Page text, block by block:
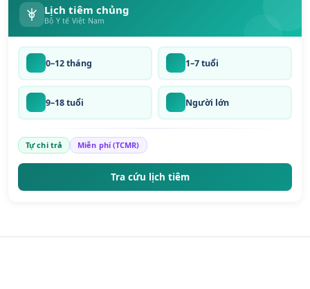
Lịch tiêm chủng
Bộ Y tế Việt Nam
0–12 tháng 1–7 tuổi
9–18 tuổi Người lớn
Tự chi trả Miễn phí (TCMR)
Tra cứu lịch tiêm